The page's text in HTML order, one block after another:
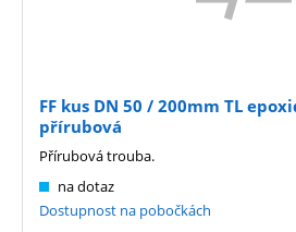
FF kus DN 50 / 200mm TL
přírubová
na dotaz
Dostupnost na pobočkách
Přírubová trouba.